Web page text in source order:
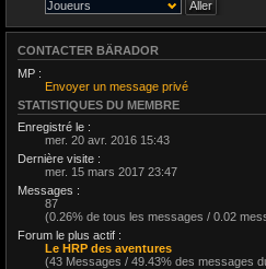
CONTACTER BÄRADOR
MP :
Envoyer un message privé
STATISTIQUES DU MEMBRE
Enregistré le :
mer. 20 avr. 2016 15:43
Dernière visite :
mer. 15 mars 2017 23:47
Messages :
87
(0.26% de tous les messages / 0.02
Forum le plus actif :
Le HRP des aventures
(43 Messages / 49.43% des messages